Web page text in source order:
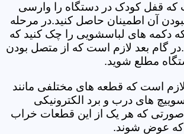
که قفل کودک در دستگاه را وارسی
آن اطمینان حاصل کنید.در مرحله
دکمه های لباسشویی را چک کنید که
گام بعد لازم است که از متصل بودن
مطلع شوید.
است که قطعه های مختلفی مانند
های درب و برد الکترونیکی
که هر یک از این قطعات خراب
که عوض شوند.